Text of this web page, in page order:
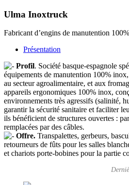
Ulma Inoxtruck
Fabricant d’engins de manutention
Présentation
Profil. Société basque-espagnole
équipements de manutention 100%
au secteur agroalimentaire, et aux
appareils ergonomiques 100% inox,
environnements très agressifs (salinité,
garantir la sécurité sanitaire et faciliter
ils bénéficient de structures ouvertes :
remplacées par des câbles.
Offre. Transpalettes, gerbeurs,
retourneurs de fûts pour les salles
et chariots porte-bobines pour la partie